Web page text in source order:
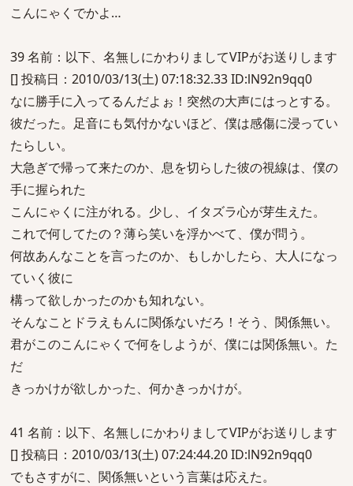
こんにゃくでかよ…
39 名前：以下、名無しにかわりましてVIPがお送りします
[] 投稿日：2010/03/13(土) 07:18:32.33 ID:lN92n9qq0
なに勝手に入ってるんだよぉ！突然の大声にはっとする。
彼だった。足音にも気付かないほど、僕は感傷に浸ってい
たらしい。
大急ぎで帰って来たのか、息を切らした彼の視線は、僕の
手に握られた
こんにゃくに注がれる。少し、イタズラ心が芽生えた。
これで何してたの？薄ら笑いを浮かべて、僕が問う。
何故あんなことを言ったのか、もしかしたら、大人になっ
ていく彼に
構って欲しかったのかも知れない。
そんなことドラえもんに関係ないだろ！そう、関係無い。
君がこのこんにゃくで何をしようが、僕には関係無い。た
だ
きっかけが欲しかった、何かきっかけが。
41 名前：以下、名無しにかわりましてVIPがお送りします
[] 投稿日：2010/03/13(土) 07:24:44.20 ID:lN92n9qq0
でもさすがに、関係無いという言葉は応えた。